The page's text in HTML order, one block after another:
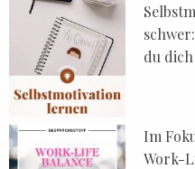
du
Im
Work-